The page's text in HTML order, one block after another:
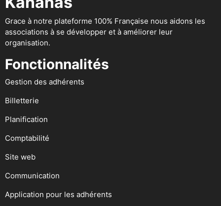
Grace à notre plateforme 100% Française nous aidons les
associations à se développer et à améliorer leur
organisation.
Fonctionnalités
Gestion des adhérents
Billetterie
Planification
Comptabilité
Site web
Communication
Application pour les adhérents